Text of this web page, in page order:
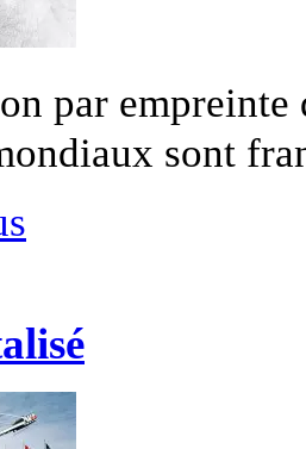
par empreinte
sont